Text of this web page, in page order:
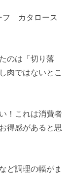
カタロース
のは「切り落
肉ではないとこ
！これは消費者
得感があると思
ど調理の幅がま